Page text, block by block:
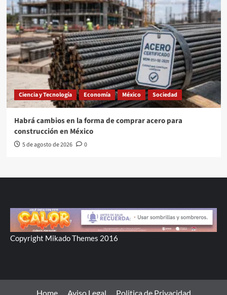
Ciencia y Tecnología Economía México Sociedad
Habrá cambios en la forma de comprar acero para
construcción en México
5 de agosto de 2026 0
Copyright Mikado Themes 2016
Home Aviso Legal Politica de Privacidad